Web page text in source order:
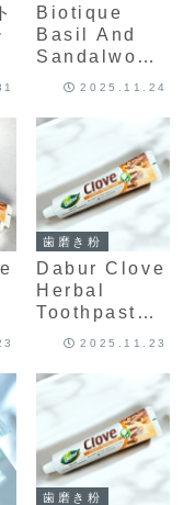
Biotique
Basil And
Sandalwood
Body
150gm
2025.11.24
歯磨き粉
Dabur Clove
Herbal
Toothpaste
（クローブ ハ
粉）200g
2025.11.23
歯磨き粉